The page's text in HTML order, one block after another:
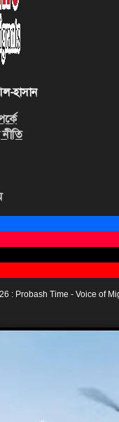
হাসান
: Probash Time - Voice of